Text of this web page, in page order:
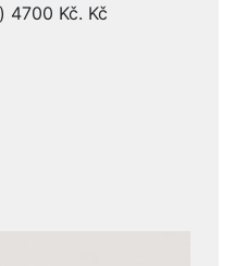
4700 Kč. Kč